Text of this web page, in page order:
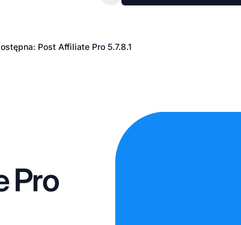
Post Affiliate Pro 5.7.8.1
Pro